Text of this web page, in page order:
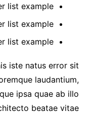
list example
list example
list example
iste natus error sit
laudantium,
ipsa quae ab illo
beatae vitae